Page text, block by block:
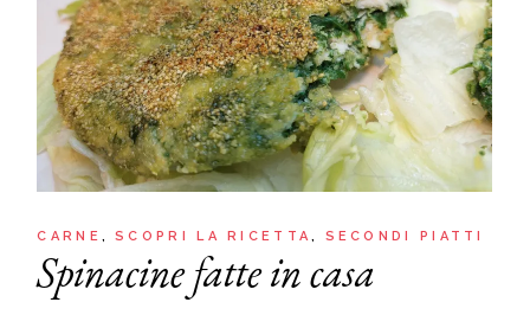
CARNE SCOPRI LA RICETTA SECONDI PIATTI
Spinacine fatte in casa